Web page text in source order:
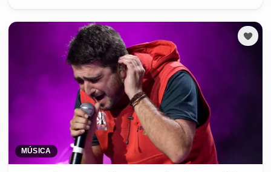
MÚSICA